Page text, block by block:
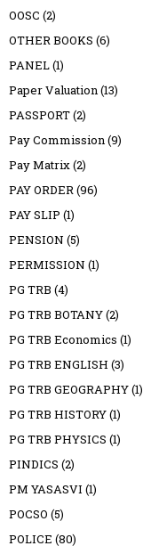
OOSC (2)
OTHER BOOKS (6)
PANEL(1)
Paper Valuation(13)
PASSPORT(2)
Pay Commission(9)
Pay Matrix(2)
PAY ORDER(96)
PAY SLIP (1)
PENSION (5)
PERMISSION (1)
PG TRB (4)
PG TRB BOTANY(2)
PG TRB Economics (1)
PG TRB ENGLISH (3)
PG TRB GEOGRAPHY(1)
PG TRB HISTORY(1)
PG TRB PHYSICS (1)
PINDICS (2)
PM YASASVI (1)
POCSO (5)
POLICE (80)